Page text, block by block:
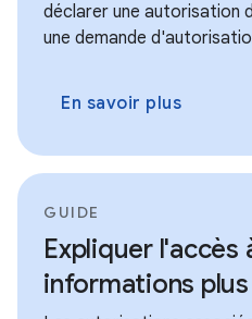
déclarer une autorisation
une demande
En savoir plus
GUIDE
Expliquer l'accès
informations